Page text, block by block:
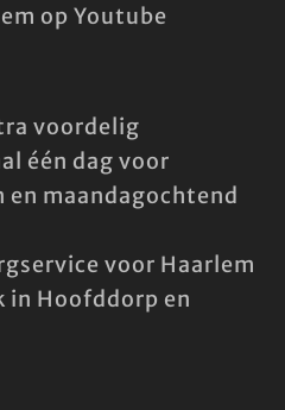
op Youtube
voordelig
één dag voor
maandagochtend
voor Haarlem
in Hoofddorp en